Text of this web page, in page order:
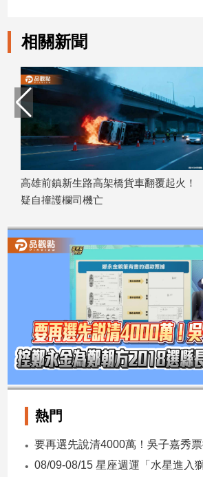
灣
觀
點
娛
樂
樂
星
流
行/
生
建
築/
設
相關新聞
高雄前鎮新生路高架橋貨車翻覆起火！
疑自撞護欄司機亡
熱門